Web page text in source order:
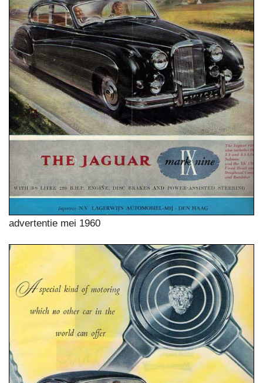
advertentie mei 1960